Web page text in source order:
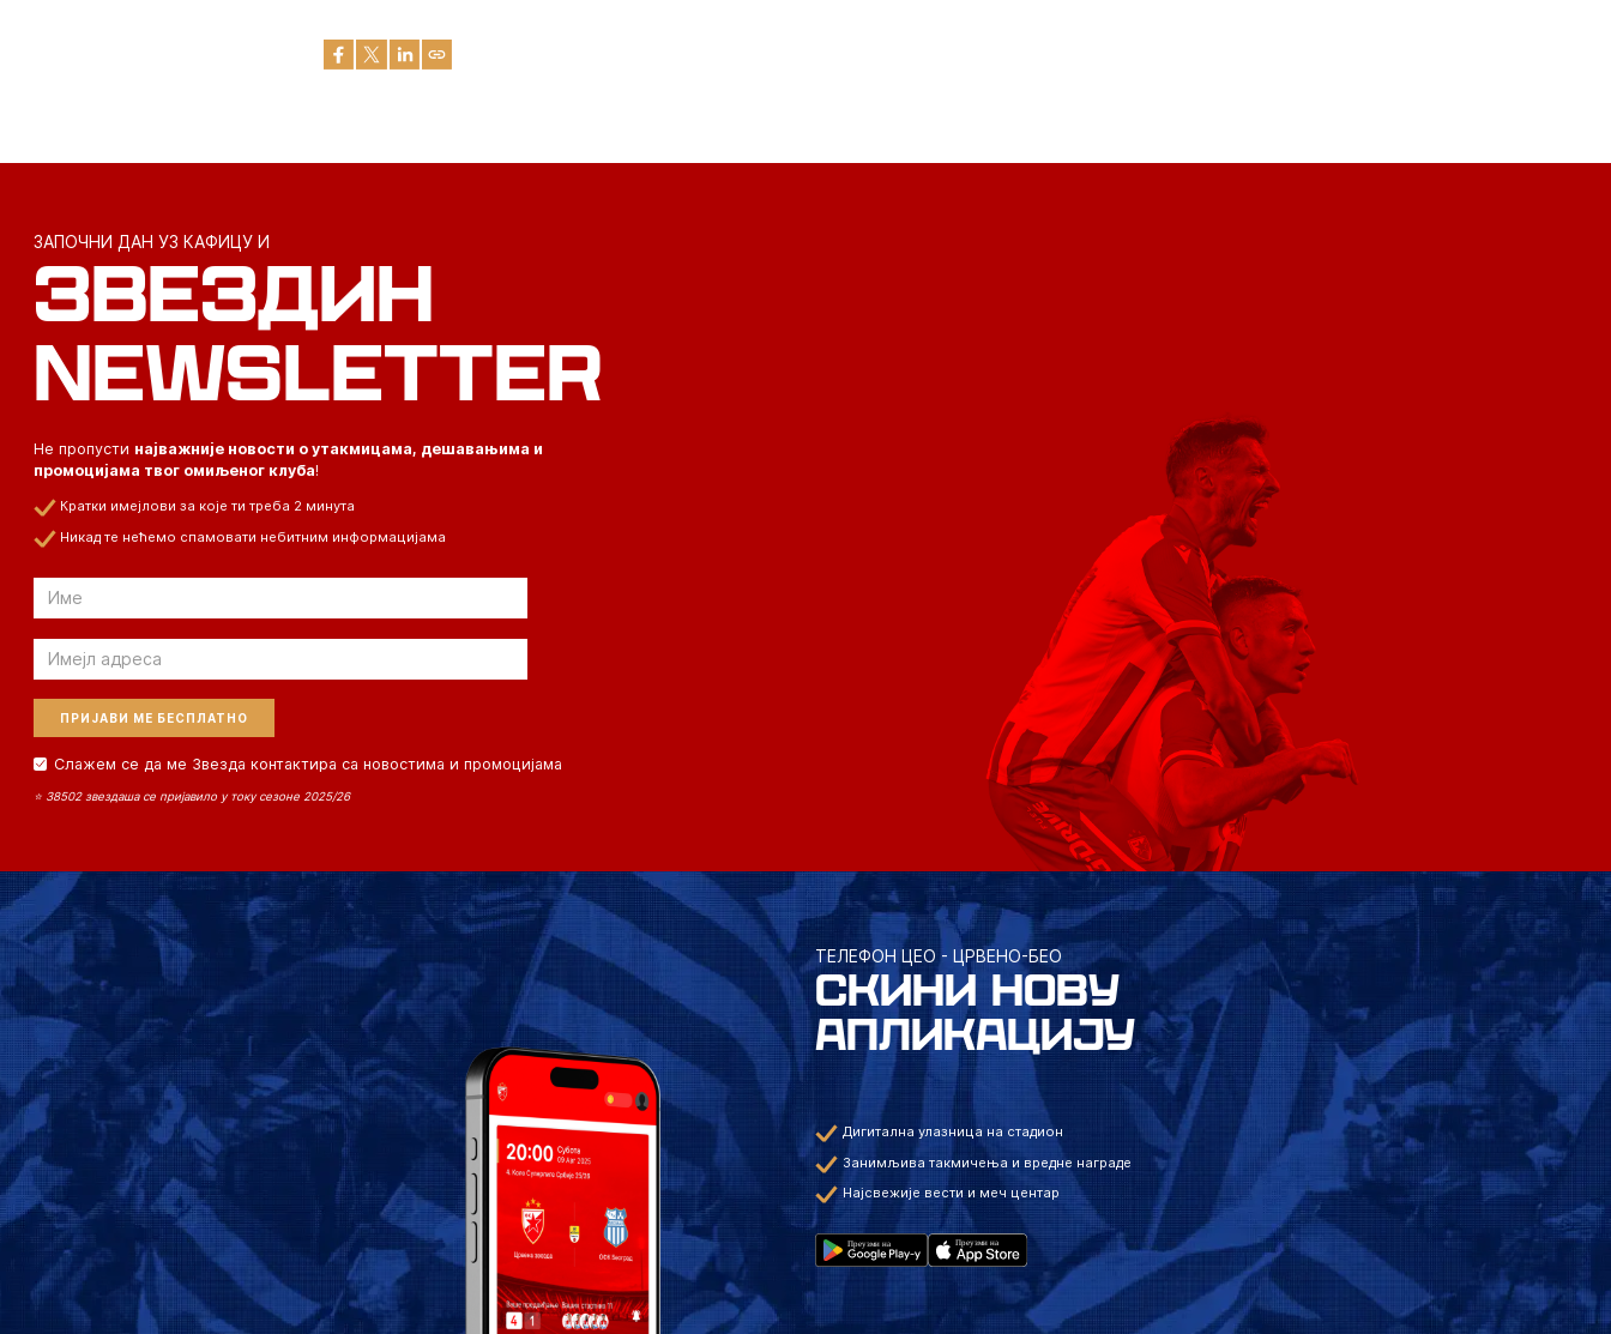
ЗАПОЧНИ ДАН УЗ КАФИЦУ И
ЗВЕЗДИН
NEWSLETTER
Не пропусти најважније новости о утакмицама, дешавањима и
промоцијама твог омиљеног клуба!
Кратки имејлови за које ти треба 2 минута
Никад те нећемо спамовати небитним информацијама
Email
Email
Слажем се да ме Звезда контактира са новостима и промоцијама
⭐ 38502 звездаша се пријавило у току сезоне 2025/26
ТЕЛЕФОН ЦЕО - ЦРВЕНО-БЕО
СКИНИ НОВУ
АПЛИКАЦИЈУ
Дигитална улазница на стадион
Занимљива такмичења и вредне награде
Најсвежије вести и меч центар